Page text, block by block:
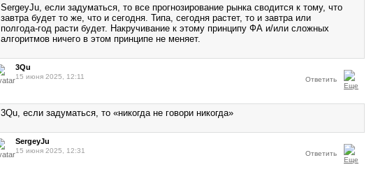
SergeyJu, если задуматься, то все прогнозирование рынка сводится к тому, что
завтра будет то же, что и сегодня. Типа, сегодня растет, то и завтра или
полгода-год расти будет. Накручивание к этому принципу ФА и/или сложных
алгоритмов ничего в этом принципе не меняет.
3Qu
15 июня 2025, 12:11 Ответить
3Qu, если задуматься, то «никогда не говори никогда»
SergeyJu
15 июня 2025, 12:31 Ответить